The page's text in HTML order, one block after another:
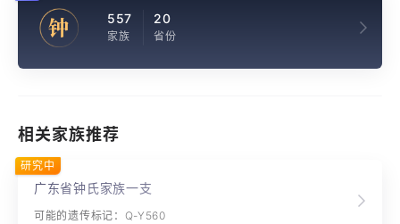
钟 557
家族
20
省份
相关家族推荐
广东省钟氏家族一支
可能的遗传标记：Q-Y560
研究中